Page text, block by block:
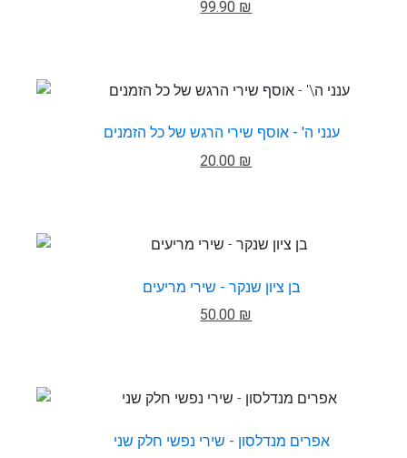
99.90 ₪
ענני ה' - אוסף שירי הרגש של כל הזמנים
20.00 ₪
בן ציון שנקר - שירי מריעים
50.00 ₪
אפרים מנדלסון - שירי נפשי חלק שני